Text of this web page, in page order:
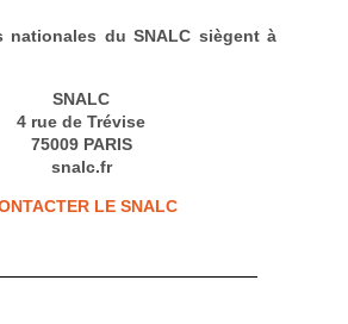
nationales du SNALC siègent à
SNALC
4 rue de Trévise
75009 PARIS
snalc.fr
LE SNALC